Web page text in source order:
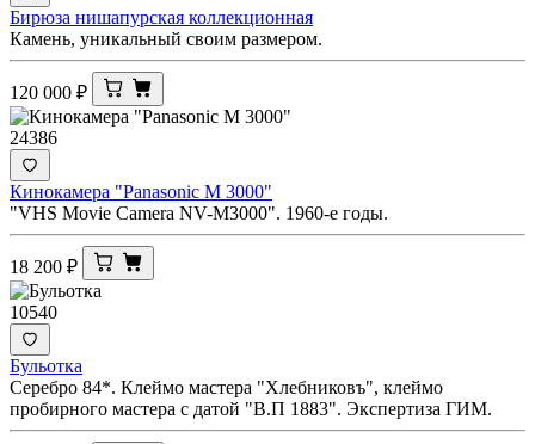
Бирюза нишапурская коллекционная
Камень, уникальный своим размером.
120 000 ₽
24386
Кинокамера "Panasonic M 3000"
"VHS Movie Camera NV-M3000". 1960-е годы.
18 200 ₽
10540
Бульотка
Серебро 84*. Клеймо мастера "Хлебниковъ", клеймо
пробирного мастера с датой "В.П 1883". Экспертиза ГИМ.